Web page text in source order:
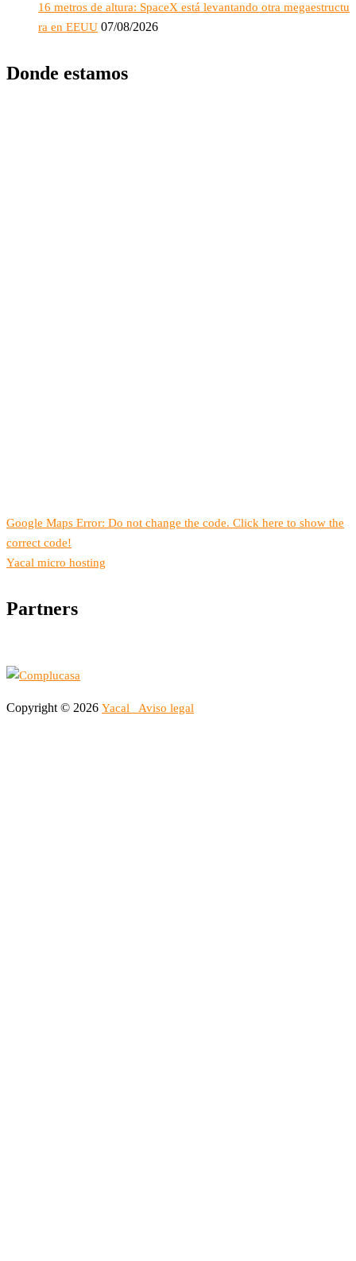
16 metros de altura: SpaceX está levantando otra megaestructu
ra en EEUU 07/08/2026
Donde estamos
Google Maps Error: Do not change the code. Click here to show the
correct code!
Yacal micro hosting
Partners
Copyright © 2026 Yacal Aviso legal